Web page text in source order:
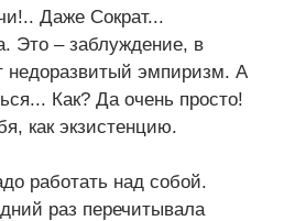
Даже Сократ...
Это – заблуждение, в
недоразвитый эмпиризм. А
Как? Да очень просто!
как экзистенцию.
работать над собой.
раз перечитывала